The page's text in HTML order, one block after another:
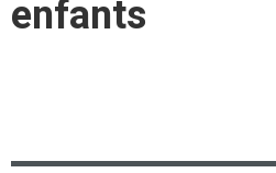
enfants